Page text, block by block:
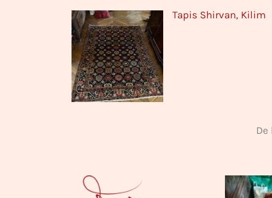
Tapis Shirvan, Kilim